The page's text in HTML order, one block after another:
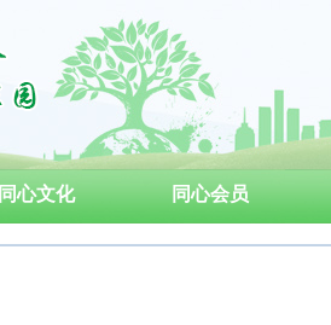
同心文化 同心会员